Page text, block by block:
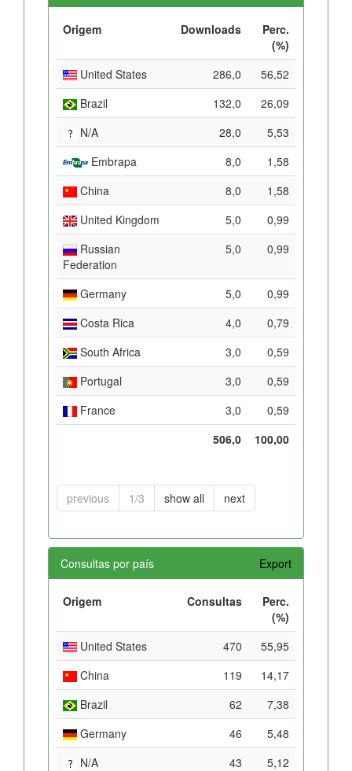
Origem Downloads
Perc.
(%)
United States
286,0
56,52
Brazil
132,0
26,09
N/A
28,0
5,53
Embrapa
8,0
1,58
China
8,0
1,58
United Kingdom
5,0
0,99
Russian
Federation
5,0 0,99
Germany 5,0
0,99
Costa Rica
4,0
0,79
South Africa
3,0
0,59
Portugal
3,0
0,59
France
3,0
0,59
506,0
100,00
previous 1/3 show all next
Consultas por país Export
Origem Consultas
Perc.
(%)
United States
470
55,95
China
119
14,17
Brazil
62
7,38
Germany
46
5,48
N/A
43
5,12